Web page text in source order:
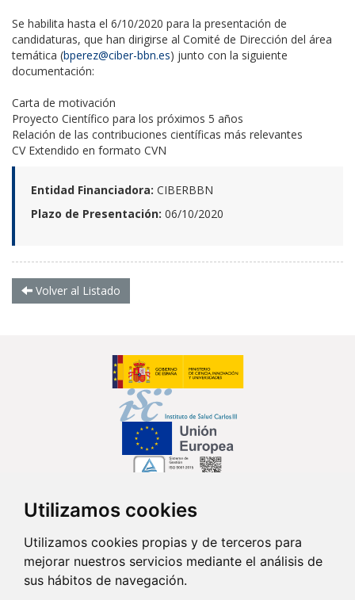
Utilizamos cookies
Utilizamos cookies propias y de terceros para
mejorar nuestros servicios mediante el análisis de
sus hábitos de navegación.
Se habilita hasta el 6/10/2020 para la presentación de
candidaturas, que han dirigirse al Comité de Dirección del área
temática (bperez@ciber-bbn.es) junto con la siguiente
documentación:
Carta de motivación
Proyecto Científico para los próximos 5 años
Relación de las contribuciones científicas más relevantes
CV Extendido en formato CVN
Entidad Financiadora: CIBERBBN
Plazo de Presentación: 06/10/2020
Volver al Listado
Síguenos en...
Contacto